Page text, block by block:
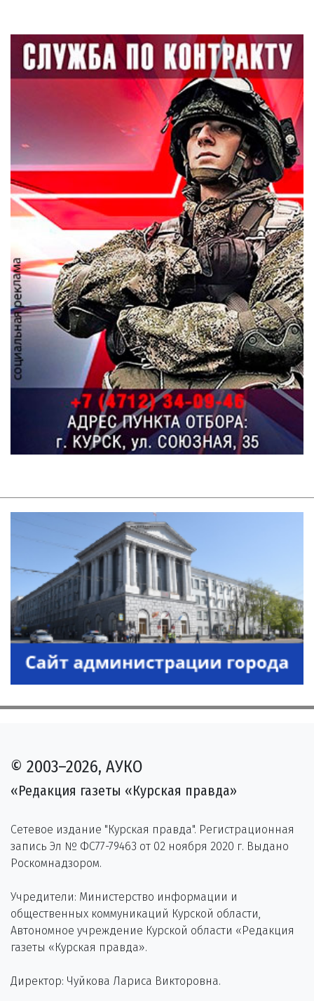
© 2003–2026, АУКО
«Редакция газеты «Курская правда»
Сетевое издание "Курская правда". Регистрационная
запись Эл № ФС77-79463 от 02 ноября 2020 г. Выдано
Роскомнадзором.
Учредители: Министерство информации и
общественных коммуникаций Курской области,
Автономное учреждение Курской области «Редакция
газеты «Курская правда».
Директор: Чуйкова Лариса Викторовна.